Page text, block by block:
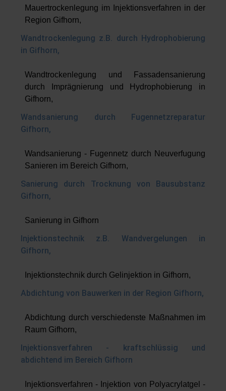
Mauertrockenlegung im Injektionsverfahren in der
Region Gifhorn,
Wandtrockenlegung z.B. durch Hydrophobierung
in Gifhorn,
Wandtrockenlegung und Fassadensanierung
durch Imprägnierung und Hydrophobierung in
Gifhorn,
Wandsanierung durch Fugennetzreparatur
Gifhorn,
Wandsanierung - Fugennetz durch Neuverfugung
Sanieren im Bereich Gifhorn,
Sanierung durch Trocknung von Bausubstanz
Gifhorn,
Sanierung in Gifhorn
Injektionstechnik z.B. Wandvergelungen in
Gifhorn,
Injektionstechnik durch Gelinjektion in Gifhorn,
Abdichtung von Bauwerken in der Region Gifhorn,
Abdichtung durch verschiedenste Maßnahmen im
Raum Gifhorn,
Injektionsverfahren - kraftschlüssig und
abdichtend im Bereich Gifhorn
Injektionsverfahren - Injektion von Polyacrylatgel -